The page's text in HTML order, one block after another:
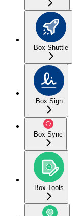
Box Shuttle
Box Sign
Box Sync
Box Tools